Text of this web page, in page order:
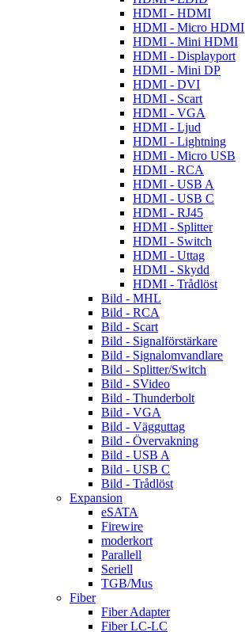
HDMI - HDMI
HDMI - Micro HDMI
HDMI - Mini HDMI
HDMI - Displayport
HDMI - Mini DP
HDMI - DVI
HDMI - Scart
HDMI - VGA
HDMI - Ljud
HDMI - Lightning
HDMI - Micro USB
HDMI - RCA
HDMI - USB A
HDMI - USB C
HDMI - RJ45
HDMI - Splitter
HDMI - Switch
HDMI - Uttag
HDMI - Skydd
HDMI - Trådlöst
Bild - MHL
Bild - RCA
Bild - Scart
Bild - Signalförstärkare
Bild - Signalomvandlare
Bild - Splitter/Switch
Bild - SVideo
Bild - Thunderbolt
Bild - VGA
Bild - Vägguttag
Bild - Övervakning
Bild - USB A
Bild - USB C
Bild - Trådlöst
Expansion
eSATA
Firewire
moderkort
Parallell
Seriell
TGB/Mus
Fiber
Fiber Adapter
Fiber LC-LC